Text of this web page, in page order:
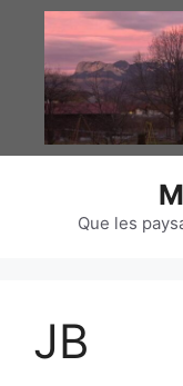
contenu
Que les
JB